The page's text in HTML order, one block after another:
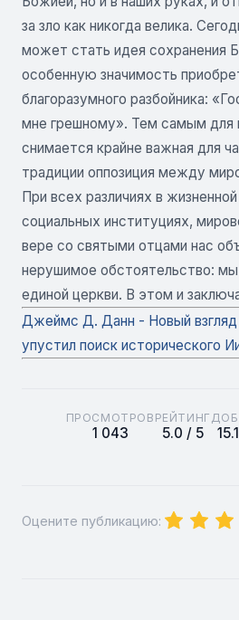
за зло как никогда велика.
может стать идея сохранения
особенную значимость
благоразумного разбойника:
мне грешному». Тем самым для
снимается крайне важная для
традиции оппозиция между
При всех различиях в
социальных институциях,
вере со святыми отцами нас
нерушимое обстоятельство:
единой церкви. В этом и
Джеймс Д. Данн - Новый
упустил поиск исторического
ПРОСМОТРОВ
1 043
РЕЙТИНГ
5.0 / 5
Оцените публикацию: